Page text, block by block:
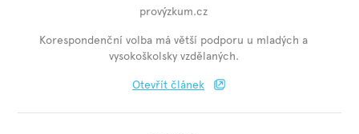
provýzkum.cz
Korespondenční volba má větší podporu u mladých a
vysokoškolsky vzdělaných.
Otevřít článek